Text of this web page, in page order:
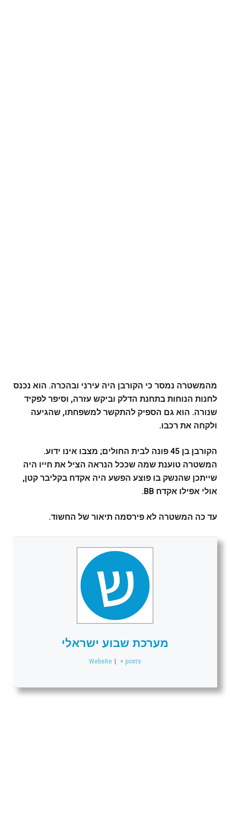
מהמשטרה נמסר כי הקורבן היה עירני ובהכרה. הוא נכנס
לחנות הנוחות בתחנת הדלק וביקש עזרה, וסיפר לפקיד
שנורה. הוא גם הספיק להתקשר למשפחתו, שהגיעה
ולקחה את רכבו.
הקורבן בן 45 פונה לבית החולים; מצבו אינו ידוע.
המשטרה טוענת שמה שככל הנראה הציל את חייו היה
שייתכן שהנשק בו פוצע הפשע היה אקדח בקליבר קטן,
אולי אפילו אקדח BB.
עד כה המשטרה לא פירסמה תיאור של החשוד.
מערכת שבוע ישראלי
Website + posts